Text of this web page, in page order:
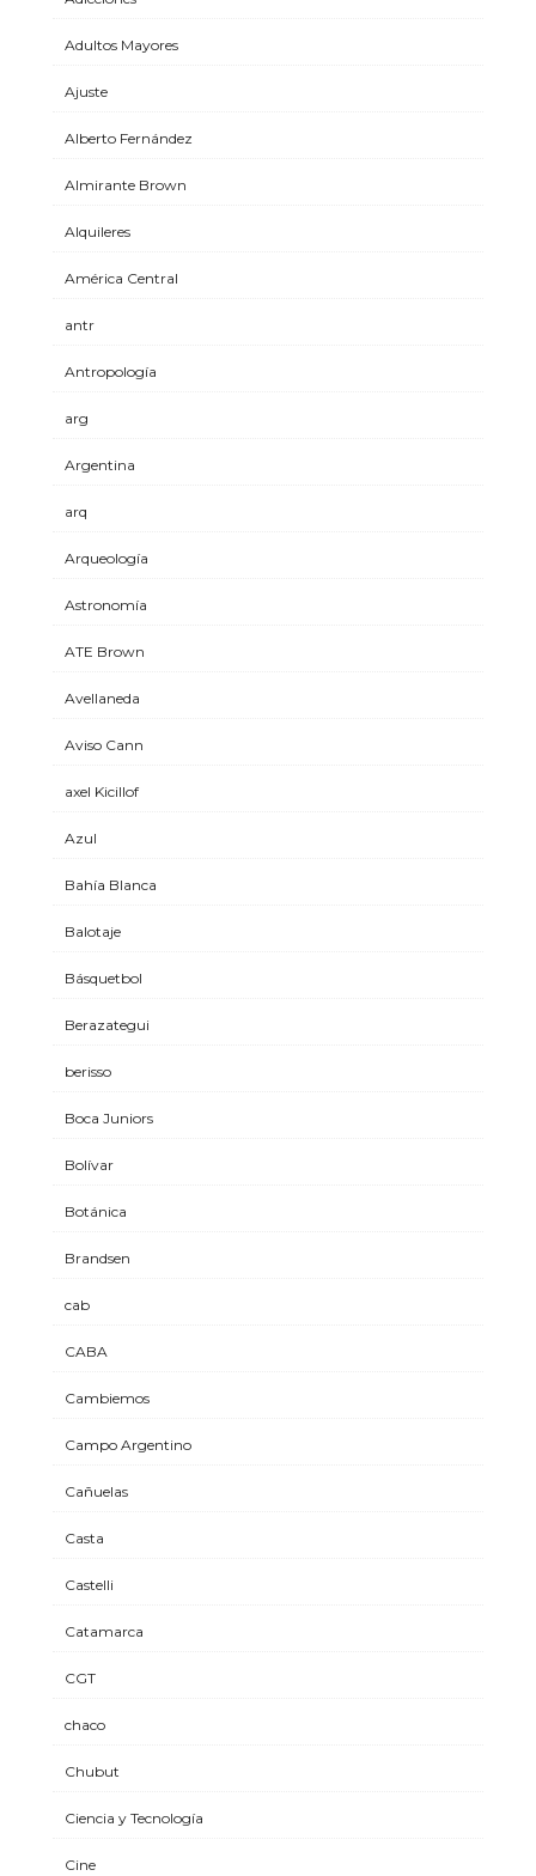
Adultos Mayores
Ajuste
Alberto Fernández
Almirante Brown
Alquileres
América Central
antr
Antropología
arg
Argentina
arq
Arqueología
Astronomía
ATE Brown
Avellaneda
Aviso Cann
axel Kicillof
Azul
Bahía Blanca
Balotaje
Básquetbol
Berazategui
berisso
Boca Juniors
Bolívar
Botánica
Brandsen
cab
CABA
Cambiemos
Campo Argentino
Cañuelas
Casta
Castelli
Catamarca
CGT
chaco
Chubut
Ciencia y Tecnología
Cine